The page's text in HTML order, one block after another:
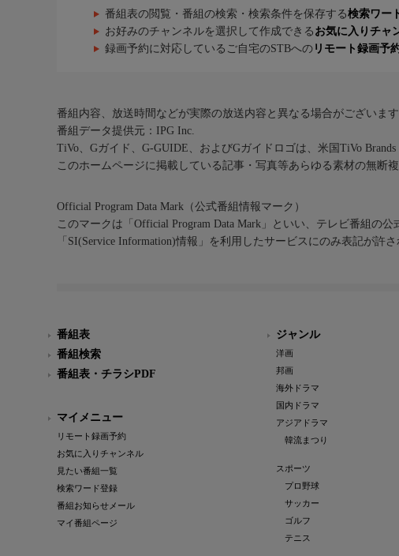
番組表の閲覧・番組の検索・検索条件を保存する検索ワー
お好みのチャンネルを選択して作成できる お気に入りチャ
録画予約に対応しているご自宅のSTBへの リモート録画予
番組内容、放送時間などが実際の放送内容と異なる場合がございます
番組データ提供元：IPG Inc.
TiVo、Gガイド、G-GUIDE、およびGガイドロゴは、米国TiVo
このホームページに掲載している記事・写真等あらゆる素材の無断
Official Program Data Mark（公式番組情報マーク）
このマークは「Official Program Data Mark」といい、テレビ番組の公
「SI(Service Information)情報」を利用したサービスにのみ表記が許
番組表
番組検索
番組表・チラシPDF
マイメニュー
リモート録画予約
お気に入りチャンネル
見たい番組一覧
検索ワード登録
番組お知らせメール
マイ番組ページ
ジャンル
洋画
邦画
海外ドラマ
国内ドラマ
アジアドラマ
韓流まつり
スポーツ
プロ野球
サッカー
ゴルフ
テニス